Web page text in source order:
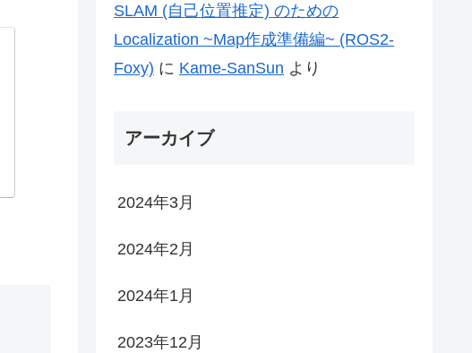
SLAM (自己位置推定) のための
Localization ~Map作成準備編~ (ROS2-
Foxy) に Kame-SanSun より
アーカイブ
2024年3月
2024年2月
2024年1月
2023年12月